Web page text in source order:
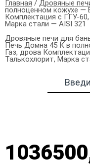
Главная / Дровяные
полноценном кожухе —
Комплектация с ГГУ-
Марка стали — AISI 321
Дровяные печи для
Печь Домна 45 К в
Газ, дрова
Талькохлорит, Марка